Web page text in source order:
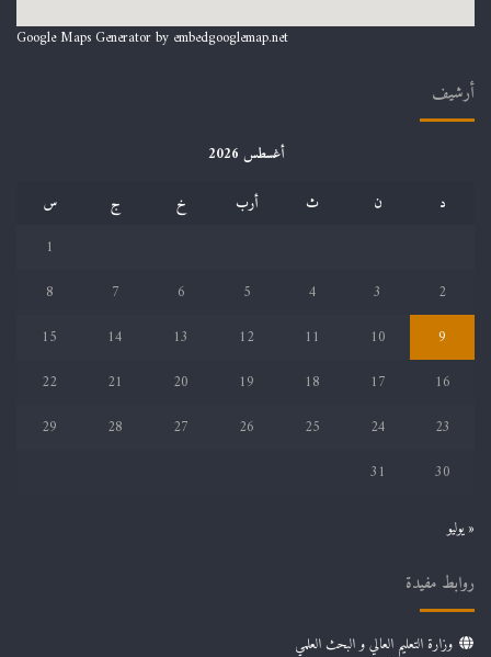
Google Maps Generator by embedgooglemap.net
أرشيف
أغسطس 2026
د
ن ث أرب خ ج
س
1
2
3
4
5
6
7
8
9
10
11
12
13
14
15
16
17
18
19
20
21
22
23
24
25
26
27
28
29
30
31
« يوليو
روابط مفيدة
وزارة التعليم العالي و البحث العلمي